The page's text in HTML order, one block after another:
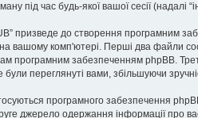
під час будь-якої вашої сесії (надалі
призведе до створення програмним
вашому комп'ютері. Перші два файли
програмним забезпеченням phpBB.
були переглянуті вами, збільшуючи
програмного забезпечення
джерело одержання інформації про